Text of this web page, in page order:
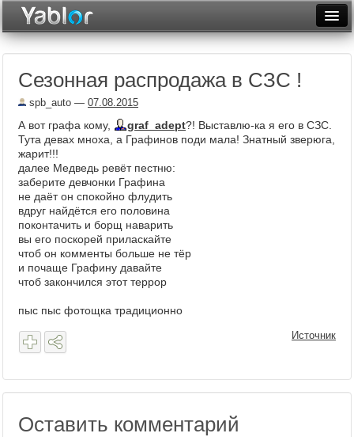
Неделя
Рейтинги
Архив
Фототоп
Видеотоп
Сезонная распродажа в СЗС !
spb_auto — 07.08.2015
А вот графа кому, graf_adept?! Выставлю-ка я его в СЗС.
Тута девах мноха, а Графинов поди мала! Знатный зверюга,
жарит!!!
далее Медведь ревёт пестню:
заберите девчонки Графина
не даёт он спокойно флудить
вдруг найдётся его половина
поконтачить и борщ наварить
вы его поскорей приласкайте
чтоб он комменты больше не тёр
и почаще Графину давайте
чтоб закончился этот террор
пыс пыс фотощка традиционно
Источник
Оставить комментарий